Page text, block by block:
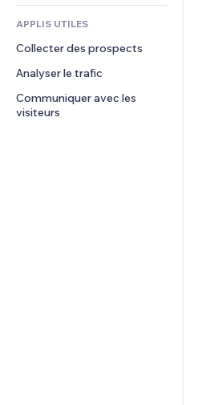
APPLIS UTILES
Collecter des prospects
Analyser le trafic
Communiquer avec les
visiteurs